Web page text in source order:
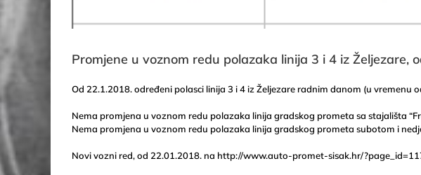
Promjene u voznom redu polazaka linija 3 i 4 iz Željezare,
Od 22.1.2018. određeni polasci linija 3 i 4 iz Željezare radnim danom (u
Nema promjena u voznom redu polazaka linija gradskog prometa sa stajališta
Nema promjena u voznom redu polazaka linija gradskog prometa subotom i
Novi vozni red, od 22.01.2018. na http://www.auto-promet-sisak.hr/